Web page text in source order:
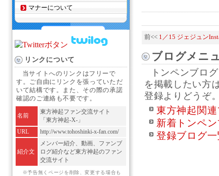
前<< 1／15 ジェジュン
ブログメニ
トンペンブロ
を掲載したい方
登録よりどうぞ
東方神起関
新着トンペ
登録ブログ
マナーについて
リンクについて
当サイトへのリンクはフリーで
す。ご自由にリンクを張っていただ
いて結構です。また、その際の承諾
確認のご連絡も不要です。
名前
東方神起ファン交流サイト
「東方神起-X-」
URL
http://www.tohoshinki-x-fan.com/
紹介文
メンバー紹介、動画、ファンブ
ログ紹介など東方神起のファン
交流サイト
※予告無くページを削除、変更する場合も